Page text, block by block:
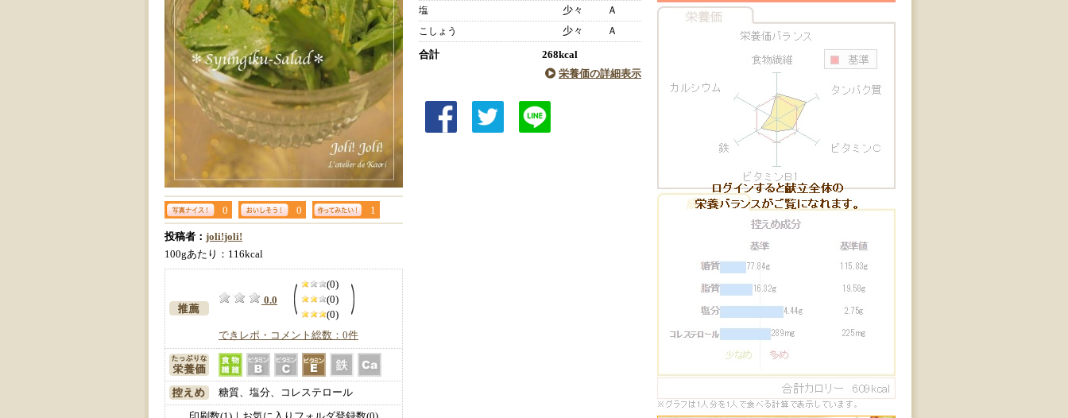
0 0 1
投稿者： joli!joli!
100gあたり：116kcal
0.0
(0)
(0)
(0)
できレポ・コメント総数：0件
糖質、塩分、コレステロール
塩 少々 Ａ
こしょう 少々 Ａ
合計
268kcal
栄養価の詳細表示